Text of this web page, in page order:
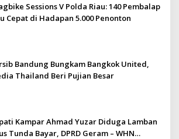
Sessions V Polda Riau: 140 Pembalap
Cepat di Hadapan 5.000 Penonton
Bandung Bungkam Bangkok United,
Thailand Beri Pujian Besar
Kampar Ahmad Yuzar Diduga Lamban
Tunda Bayar, DPRD Geram – WHN